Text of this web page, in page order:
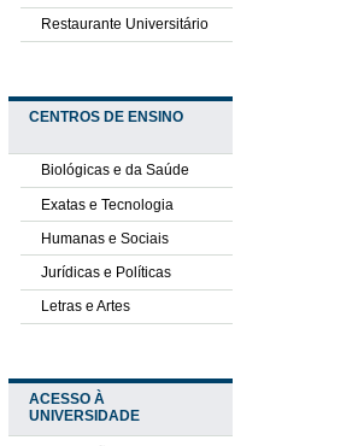
Restaurante Universitário
CENTROS DE ENSINO
Biológicas e da Saúde
Exatas e Tecnologia
Humanas e Sociais
Jurídicas e Políticas
Letras e Artes
ACESSO À
UNIVERSIDADE